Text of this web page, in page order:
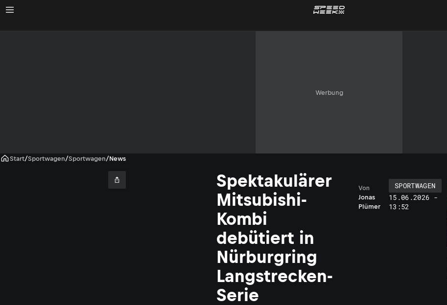
Werbung
Start/Sportwagen/Sportwagen/News
Spektakulärer
Mitsubishi-
Kombi
debütiert in
Nürburgring
Langstrecken-
Serie
Jonas
Plümer
Von
SPORTWAGEN
15.06.2026 -
13:52